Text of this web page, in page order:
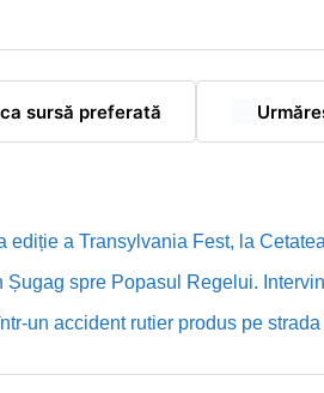
sursă preferată
ediție a Transylvania Fest, la
Șugag spre Popasul Regelui.
un accident rutier produs pe